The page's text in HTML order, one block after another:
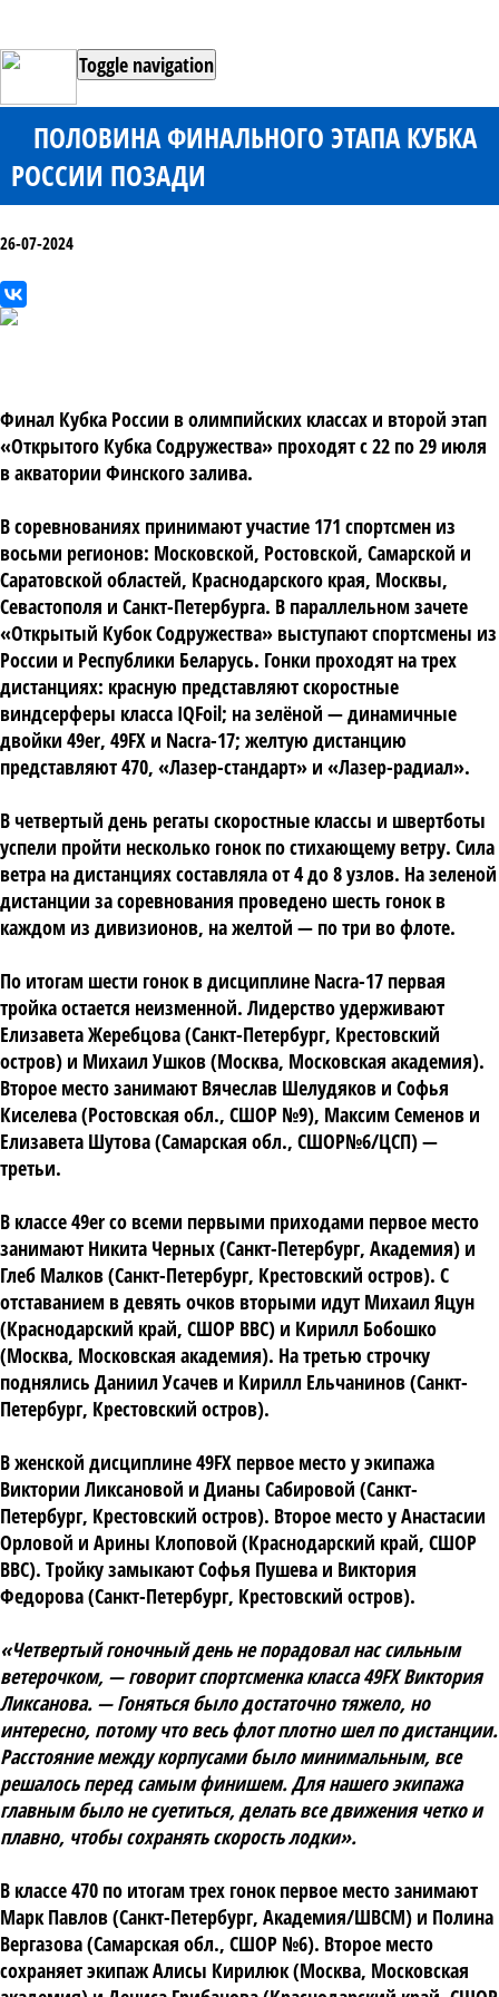
Toggle navigation
ПОЛОВИНА ФИНАЛЬНОГО ЭТАПА КУБКА
РОССИИ ПОЗАДИ
26-07-2024
Финал Кубка России в олимпийских классах и второй этап
«Открытого Кубка Содружества» проходят с 22 по 29 июля
в акватории Финского залива.
В соревнованиях принимают участие 171 спортсмен из
восьми регионов: Московской, Ростовской, Самарской и
Саратовской областей, Краснодарского края, Москвы,
Севастополя и Санкт-Петербурга. В параллельном зачете
«Открытый Кубок Содружества» выступают спортсмены из
России и Республики Беларусь. Гонки проходят на трех
дистанциях: красную представляют скоростные
виндсерферы класса IQFoil; на зелёной — динамичные
двойки 49er, 49FX и Nacra-17; желтую дистанцию
представляют 470, «Лазер-стандарт» и «Лазер-радиал».
В четвертый день регаты скоростные классы и швертботы
успели пройти несколько гонок по стихающему ветру. Сила
ветра на дистанциях составляла от 4 до 8 узлов. На зеленой
дистанции за соревнования проведено шесть гонок в
каждом из дивизионов, на желтой — по три во флоте.
По итогам шести гонок в дисциплине Nacra-17 первая
тройка остается неизменной. Лидерство удерживают
Елизавета Жеребцова (Санкт-Петербург, Крестовский
остров) и Михаил Ушков (Москва, Московская академия).
Второе место занимают Вячеслав Шелудяков и Софья
Киселева (Ростовская обл., СШОР №9), Максим Семенов и
Елизавета Шутова (Самарская обл., СШОР№6/ЦСП) —
третьи.
В классе 49er со всеми первыми приходами первое место
занимают Никита Черных (Санкт-Петербург, Академия) и
Глеб Малков (Санкт-Петербург, Крестовский остров). С
отставанием в девять очков вторыми идут Михаил Яцун
(Краснодарский край, СШОР ВВС) и Кирилл Бобошко
(Москва, Московская академия). На третью строчку
поднялись Даниил Усачев и Кирилл Ельчанинов (Санкт-
Петербург, Крестовский остров).
В женской дисциплине 49FX первое место у экипажа
Виктории Ликсановой и Дианы Сабировой (Санкт-
Петербург, Крестовский остров). Второе место у Анастасии
Орловой и Арины Клоповой (Краснодарский край, СШОР
ВВС). Тройку замыкают Софья Пушева и Виктория
Федорова (Санкт-Петербург, Крестовский остров).
«Четвертый гоночный день не порадовал нас сильным
ветерочком, — говорит спортсменка класса 49FX Виктория
Ликсанова. — Гоняться было достаточно тяжело, но
интересно, потому что весь флот плотно шел по дистанции.
Расстояние между корпусами было минимальным, все
решалось перед самым финишем. Для нашего экипажа
главным было не суетиться, делать все движения четко и
плавно, чтобы сохранять скорость лодки».
В классе 470 по итогам трех гонок первое место занимают
Марк Павлов (Санкт-Петербург, Академия/ШВСМ) и Полина
Вергазова (Самарская обл., СШОР №6). Второе место
сохраняет экипаж Алисы Кирилюк (Москва, Московская